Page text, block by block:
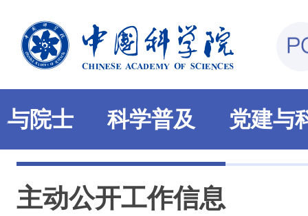
与院士 科学普及 党建与
主动公开工作信息